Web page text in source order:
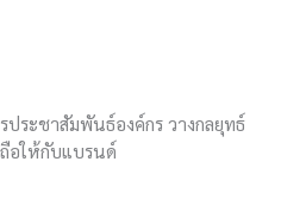
ระชาสัมพันธ์องค์กร วางกลยุทธ์
ถือให้กับแบรนด์